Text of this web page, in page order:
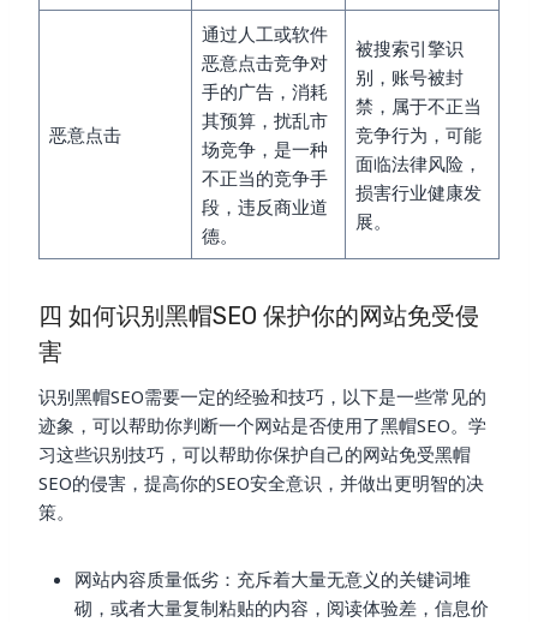
恶意点击
通过人工或软件
恶意点击竞争对
手的广告，消耗
其预算，扰乱市
场竞争，是一种
不正当的竞争手
段，违反商业道
德。
被搜索引擎识
别，账号被封
禁，属于不正当
竞争行为，可能
面临法律风险，
损害行业健康发
展。
四 如何识别黑帽SEO 保护你的网站免受侵
害
识别黑帽SEO需要一定的经验和技巧，以下是一些常见的
迹象，可以帮助你判断一个网站是否使用了黑帽SEO。学
习这些识别技巧，可以帮助你保护自己的网站免受黑帽
SEO的侵害，提高你的SEO安全意识，并做出更明智的决
策。
网站内容质量低劣：充斥着大量无意义的关键词堆
砌，或者大量复制粘贴的内容，阅读体验差，信息价